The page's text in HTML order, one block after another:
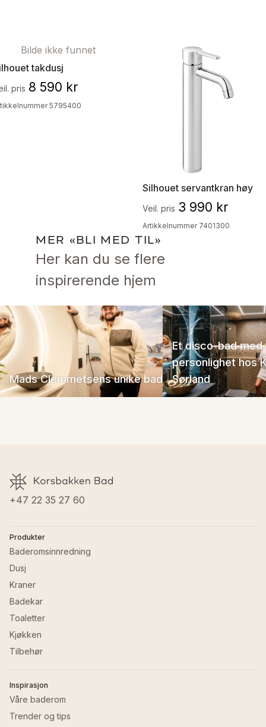
Bilde ikke funnet
takdusj
pris 8 590 kr
5795400
Silhouet servantkran høy
Veil. pris 3 990 kr
Artikkelnummer 7401300
MER «BLI MED TIL»
Her kan du se flere
inspirerende hjem
Mads Clemmetsens unike bad
Et disco-bad med
personlighet hos
Sørland
+47 22 35 27 60
Produkter
Baderomsinnredning
Dusj
Kraner
Badekar
Toaletter
Kjøkken
Tilbehør
Inspirasjon
Våre baderom
Trender og tips